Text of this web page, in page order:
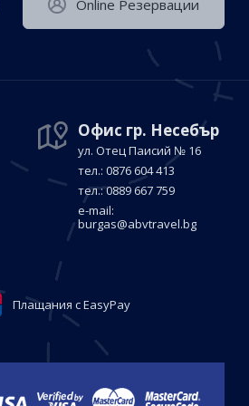
Оnline Резервации
Офис гр. Несебър
ул. Отец Паисий № 16
тел.: 0876 604 413
тел.: 0889 667 759
е-mail:
burgas@abvtravel.bg
Плащания с EasyPay